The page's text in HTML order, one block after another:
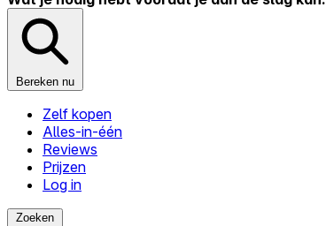
Bereken nu
Zelf kopen
Alles-in-één
Reviews
Prijzen
Log in
Zoeken